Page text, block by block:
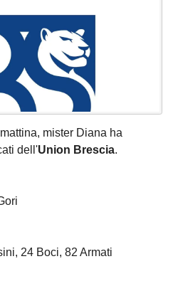
mister Diana ha
dell'Union Brescia.
24 Boci, 82 Armati